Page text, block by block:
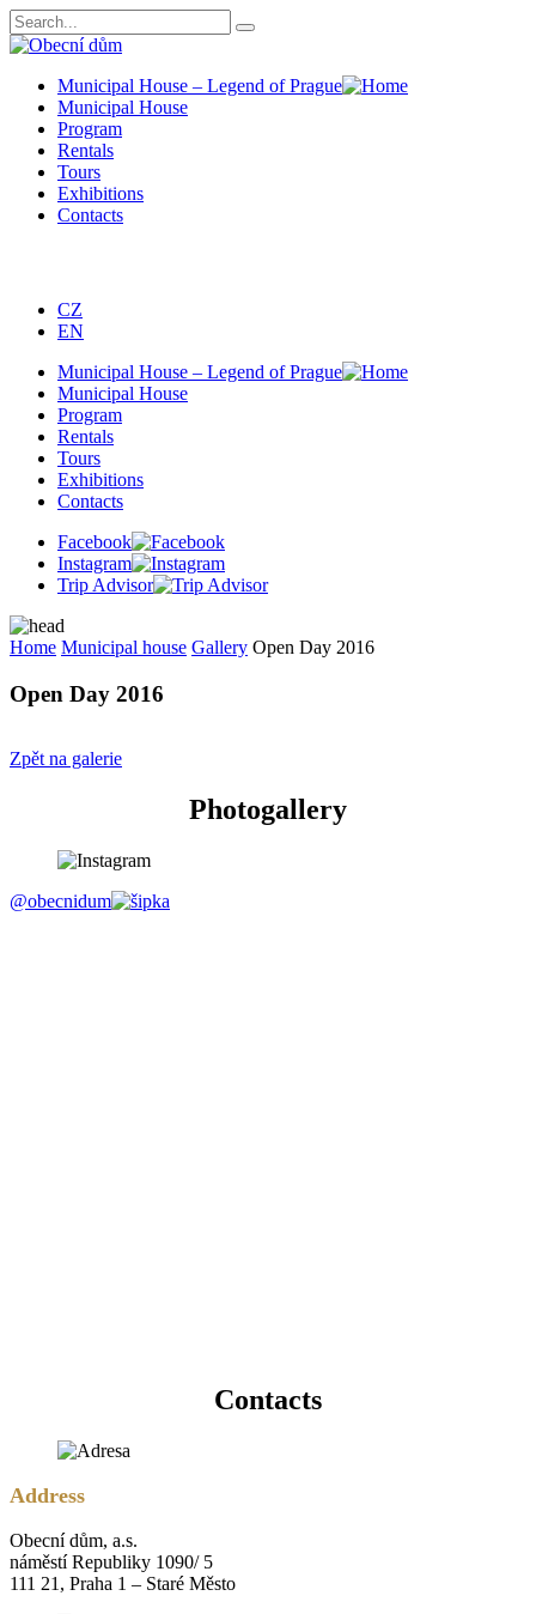
Municipal House – Legend of Prague
Municipal House
Program
Rentals
Tours
Exhibitions
Contacts
CZ
EN
Municipal House – Legend of Prague
Municipal House
Program
Rentals
Tours
Exhibitions
Contacts
Facebook
Instagram
Trip Advisor
Home Municipal house Gallery Open Day 2016
Open Day 2016
Zpět na galerie
Photogallery
@obecnidum
Contacts
Address
Obecní dům, a.s.
náměstí Republiky 1090/ 5
111 21, Praha 1 – Staré Město